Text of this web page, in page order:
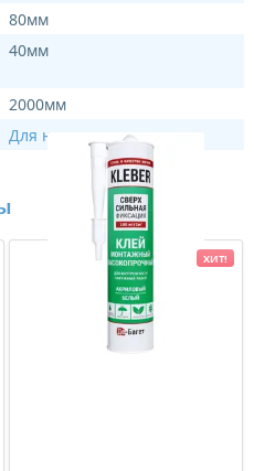
80мм
40мм
2000мм
Для натяжных потолков
ХИТ!